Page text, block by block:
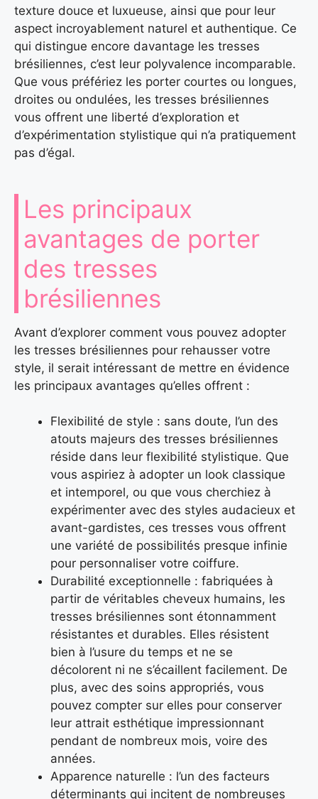
texture douce et luxueuse, ainsi que pour leur
aspect incroyablement naturel et authentique. Ce
qui distingue encore davantage les tresses
brésiliennes, c’est leur polyvalence incomparable.
Que vous préfériez les porter courtes ou longues,
droites ou ondulées, les tresses brésiliennes
vous offrent une liberté d’exploration et
d’expérimentation stylistique qui n’a pratiquement
pas d’égal.
Les principaux
avantages de porter
des tresses
brésiliennes
Avant d’explorer comment vous pouvez adopter
les tresses brésiliennes pour rehausser votre
style, il serait intéressant de mettre en évidence
les principaux avantages qu’elles offrent :
Flexibilité de style : sans doute, l’un des
atouts majeurs des tresses brésiliennes
réside dans leur flexibilité stylistique. Que
vous aspiriez à adopter un look classique
et intemporel, ou que vous cherchiez à
expérimenter avec des styles audacieux et
avant-gardistes, ces tresses vous offrent
une variété de possibilités presque infinie
pour personnaliser votre coiffure.
Durabilité exceptionnelle : fabriquées à
partir de véritables cheveux humains, les
tresses brésiliennes sont étonnamment
résistantes et durables. Elles résistent
bien à l’usure du temps et ne se
décolorent ni ne s’écaillent facilement. De
plus, avec des soins appropriés, vous
pouvez compter sur elles pour conserver
leur attrait esthétique impressionnant
pendant de nombreux mois, voire des
années.
Apparence naturelle : l’un des facteurs
déterminants qui incitent de nombreuses